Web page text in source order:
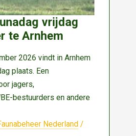
vrijdag
te Arnhem
2026 vindt in Arnhem
plaats. Een
jagers,
bestuurders en andere
Nederland /